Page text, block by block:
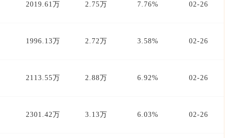
2019.61万 2.75万 7.76% 02-26
1996.13万 2.72万 3.58% 02-26
2113.55万 2.88万 6.92% 02-26
2301.42万 3.13万 6.03% 02-26